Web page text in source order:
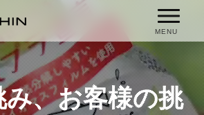
MENU
み、お客様の挑